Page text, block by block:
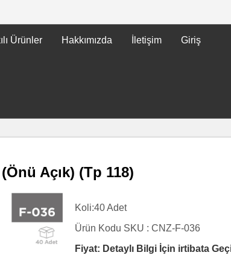
Ürünler Hakkımızda İletişim Giriş
Açık) (Tp 118)
Koli:40 Adet
Ürün Kodu SKU : CNZ-F-036
Fiyat: Detaylı Bilgi İçin irtibata